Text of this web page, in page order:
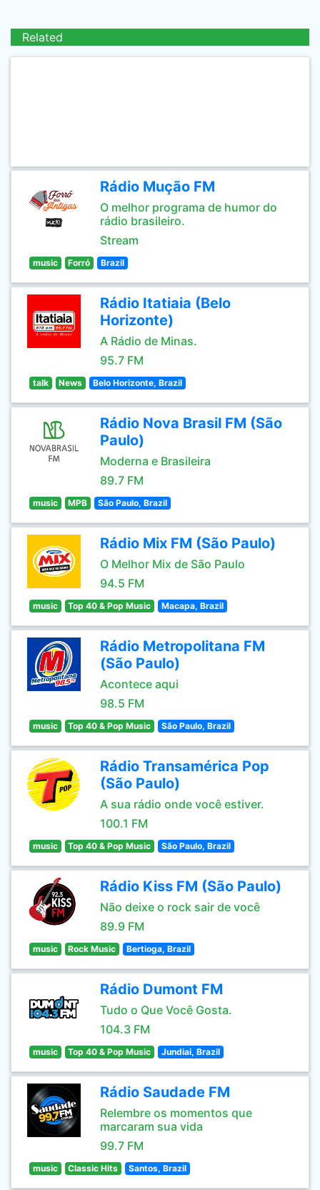
Related
Rádio Mução FM
O melhor programa de humor do
rádio brasileiro.
Stream
music Forró Brazil
Rádio Itatiaia (Belo
Horizonte)
A Rádio de Minas.
95.7 FM
talk News Belo Horizonte, Brazil
Rádio Nova Brasil FM (São
Paulo)
Moderna e Brasileira
89.7 FM
music MPB São Paulo, Brazil
Rádio Mix FM (São Paulo)
O Melhor Mix de São Paulo
94.5 FM
music Top 40 & Pop Music Macapa, Brazil
Rádio Metropolitana FM
(São Paulo)
Acontece aqui
98.5 FM
music Top 40 & Pop Music São Paulo, Brazil
Rádio Transamérica Pop
(São Paulo)
A sua rádio onde você estiver.
100.1 FM
music Top 40 & Pop Music São Paulo, Brazil
Rádio Kiss FM (São Paulo)
Não deixe o rock sair de você
89.9 FM
music Rock Music Bertioga, Brazil
Rádio Dumont FM
Tudo o Que Você Gosta.
104.3 FM
music Top 40 & Pop Music Jundiai, Brazil
Rádio Saudade FM
Relembre os momentos que
marcaram sua vida
99.7 FM
music Classic Hits Santos, Brazil